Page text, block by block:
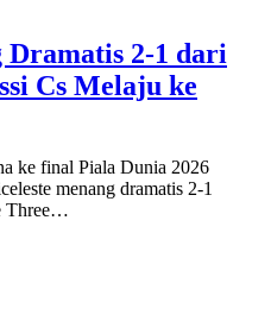
2-1 dari
Cs Melaju ke
ke final Piala Dunia 2026
menang dramatis 2-1
Three…